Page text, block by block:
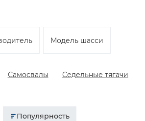
Самосвалы Седельные тягачи
Модель шасси
Популярность